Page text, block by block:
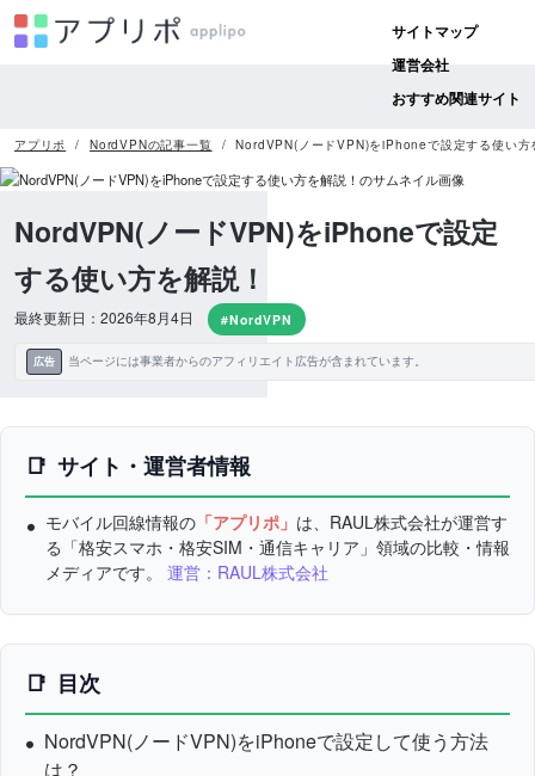
サイトマップ
運営会社
おすすめ関連サイト
アプリポ NordVPNの記事一覧 NordVPN(ノードVPN)をiPhoneで設定する使い方
NordVPN(ノードVPN)をiPhoneで設定
する使い方を解説！
最終更新日：2026年8月4日 #NordVPN
広告 当ページには事業者からのアフィリエイト広告が含まれています。
サイト・運営者情報
モバイル回線情報の 「アプリポ」 は、RAUL株式会社が運営す
る「格安スマホ・格安SIM・通信キャリア」領域の比較・情報
メディアです。 運営：RAUL株式会社
目次
NordVPN(ノードVPN)をiPhoneで設定して使う方法
は？